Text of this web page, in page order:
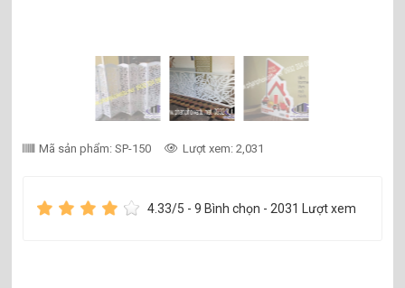
Mã sản phẩm: SP-150 Lượt xem: 2,031
4.33/5 -9 Bình chọn - 2031 Lượt xem